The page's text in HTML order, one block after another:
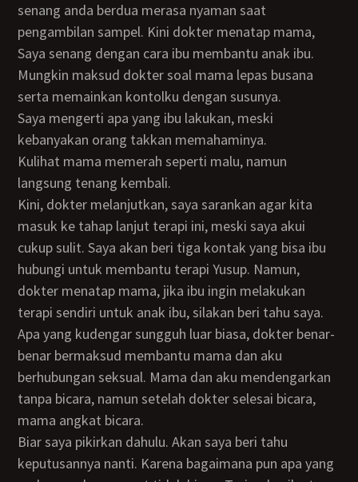
senang anda berdua merasa nyaman saat
pengambilan sampel. Kini dokter menatap mama,
Saya senang dengan cara ibu membantu anak ibu.
Mungkin maksud dokter soal mama lepas busana
serta memainkan kontolku dengan susunya.
Saya mengerti apa yang ibu lakukan, meski
kebanyakan orang takkan memahaminya.
Kulihat mama memerah seperti malu, namun
langsung tenang kembali.
Kini, dokter melanjutkan, saya sarankan agar kita
masuk ke tahap lanjut terapi ini, meski saya akui
cukup sulit. Saya akan beri tiga kontak yang bisa ibu
hubungi untuk membantu terapi Yusup. Namun,
dokter menatap mama, jika ibu ingin melakukan
terapi sendiri untuk anak ibu, silakan beri tahu saya.
Apa yang kudengar sungguh luar biasa, dokter benar-
benar bermaksud membantu mama dan aku
berhubungan seksual. Mama dan aku mendengarkan
tanpa bicara, namun setelah dokter selesai bicara,
mama angkat bicara.
Biar saya pikirkan dahulu. Akan saya beri tahu
keputusannya nanti. Karena bagaimana pun apa yang